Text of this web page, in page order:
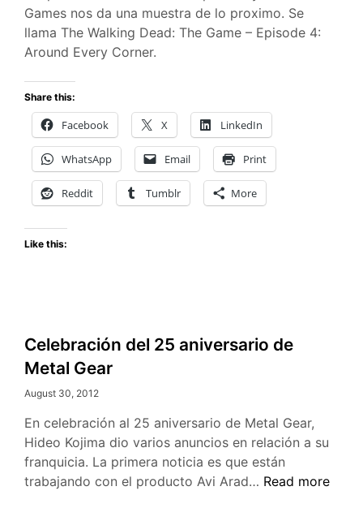
Games nos da una muestra de lo proximo. Se
llama The Walking Dead: The Game – Episode 4:
Around Every Corner.
Share this:
Facebook X LinkedIn
WhatsApp Email Print
Reddit Tumblr More
Like this:
Celebración del 25 aniversario de
Metal Gear
August 30, 2012
En celebración al 25 aniversario de Metal Gear,
Hideo Kojima dio varios anuncios en relación a su
franquicia. La primera noticia es que están
trabajando con el producto Avi Arad… Celebración
Read more